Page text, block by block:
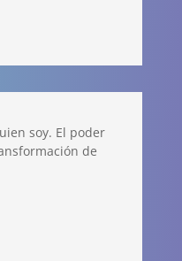
soy. El poder
de